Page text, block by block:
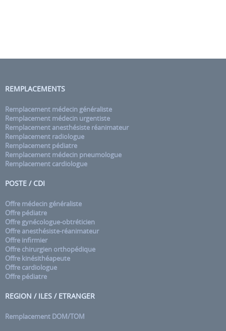
REMPLACEMENTS
Remplacement médecin généraliste
Remplacement médecin urgentiste
Remplacement anesthésiste réanimateur
Remplacement radiologue
Remplacement pédiatre
Remplacement médecin pneumologue
Remplacement cardiologue
POSTE / CDI
Offre médecin généraliste
Offre pédiatre
Offre gynécologue-obtréticien
Offre anesthésiste-réanimateur
Offre infirmier
Offre chirurgien orthopédique
Offre kinésithéapeute
Offre cardiologue
Offre pédiatre
REGION / ILES / ETRANGER
Remplacement DOM/TOM